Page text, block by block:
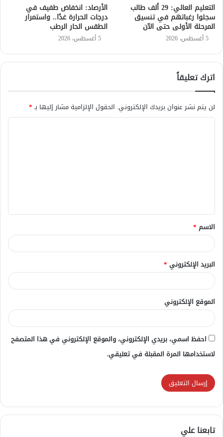
التعليم العالي: 29 ألف طالب
سجلوا رغباتهم في تنسيق
المرحلة الأولى حتى الآن
5 أغسطس، 2026
الأرصاد: انخفاض طفيف في
درجات الحرارة غدًا.. واستمرار
الطقس الحار الرطب
5 أغسطس، 2026
اترك تعليقاً
لن يتم نشر عنوان بريدك الإلكتروني. الحقول الإلزامية مشار إليها بـ*
ق
*
الاسم *
البريد الإلكتروني *
الموقع الإلكتروني
احفظ اسمي، بريدي الإلكتروني، والموقع الإلكتروني في هذا المتصفح
لاستخدامها المرة المقبلة في تعليقي.
تابعنا علي